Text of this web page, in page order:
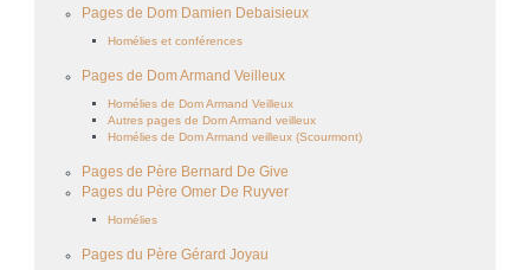
Pages de Dom Damien Debaisieux
Homélies et conférences
Pages de Dom Armand Veilleux
Homélies de Dom Armand Veilleux
Autres pages de Dom Armand veilleux
Homélies de Dom Armand veilleux (Scourmont)
Pages de Père Bernard De Give
Pages du Père Omer De Ruyver
Homélies
Pages du Père Gérard Joyau